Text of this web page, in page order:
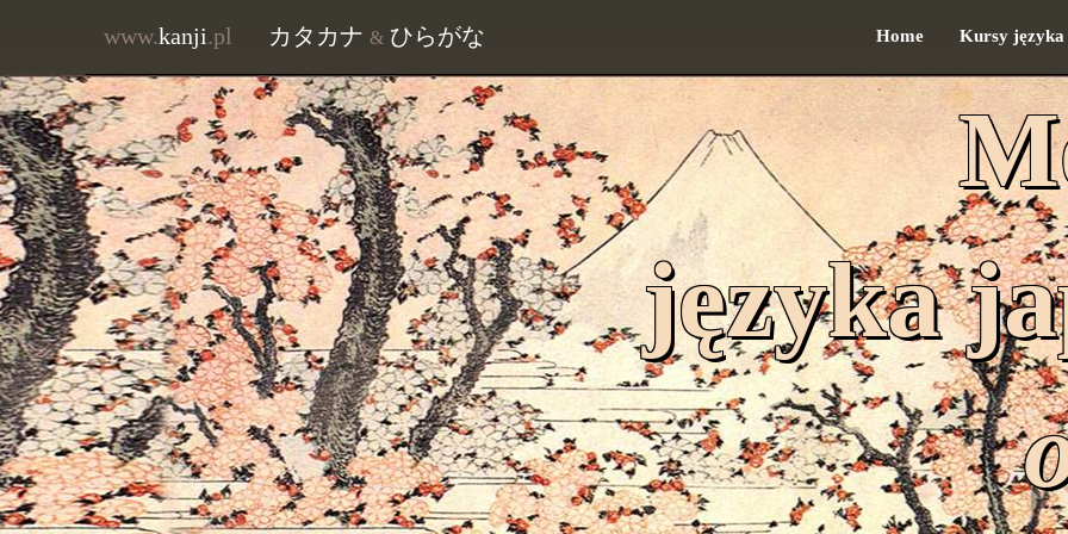
www.kanji.pl カタカナ & ひらがな Home Kursy języka
języka